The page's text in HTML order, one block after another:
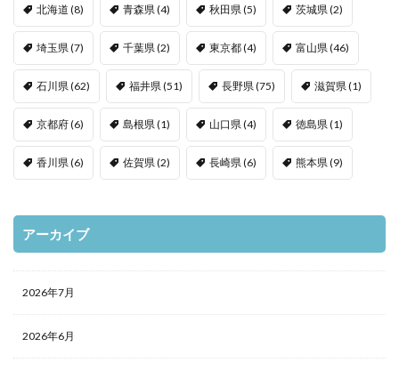
北海道 (8) 青森県 (4) 秋田県 (5) 茨城県 (2)
埼玉県 (7) 千葉県 (2) 東京都(4) 富山県 (46)
石川県 (62) 福井県 (51) 長野県 (75) 滋賀県 (1)
京都府(6) 島根県 (1) 山口県 (4) 徳島県 (1)
香川県 (6) 佐賀県 (2) 長崎県 (6) 熊本県 (9)
アーカイブ
2026年7月
2026年6月